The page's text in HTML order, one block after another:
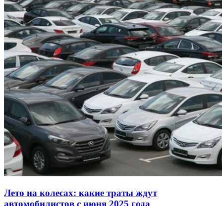
Лето на колесах: какие траты ждут
автомобилистов с июня 2025 года